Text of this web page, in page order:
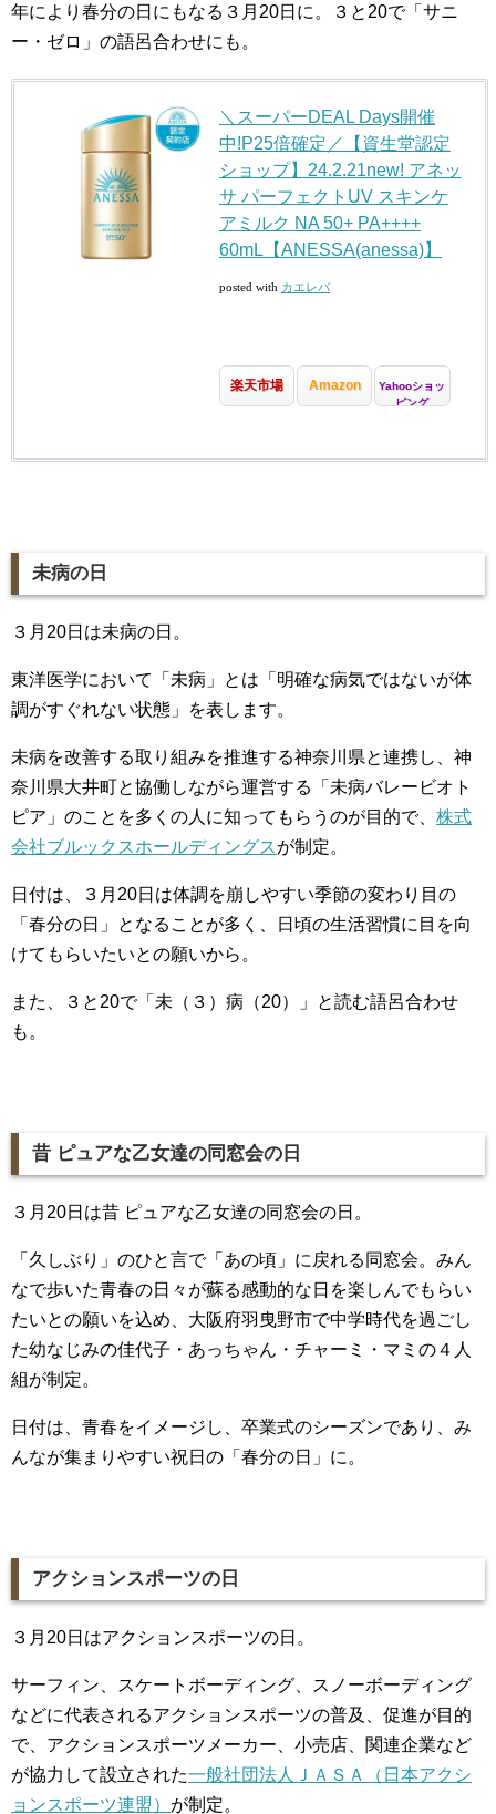
年により春分の日にもなる３月20日に。３と20で「サニ
ー・ゼロ」の語呂合わせにも。
＼スーパーDEAL Days開催
中!P25倍確定／【資生堂認定
ショップ】24.2.21new! アネッ
サ パーフェクトUV スキンケ
アミルク NA 50+ PA++++
60mL【ANESSA(anessa)】
posted with カエレバ
楽天市場 Amazon
Yahooショッ
ピング
未病の日
３月20日は未病の日。
東洋医学において「未病」とは「明確な病気ではないが体
調がすぐれない状態」を表します。
未病を改善する取り組みを推進する神奈川県と連携し、神
奈川県大井町と協働しながら運営する「未病バレービオト
ピア」のことを多くの人に知ってもらうのが目的で、 株式
会社ブルックスホールディングスが制定。
日付は、３月20日は体調を崩しやすい季節の変わり目の
「春分の日」となることが多く、日頃の生活習慣に目を向
けてもらいたいとの願いから。
また、３と20で「未（３）病（20）」と読む語呂合わせ
も。
昔 ピュアな乙女達の同窓会の日
３月20日は昔 ピュアな乙女達の同窓会の日。
「久しぶり」のひと言で「あの頃」に戻れる同窓会。みん
なで歩いた青春の日々が蘇る感動的な日を楽しんでもらい
たいとの願いを込め、大阪府羽曳野市で中学時代を過ごし
た幼なじみの佳代子・あっちゃん・チャーミ・マミの４人
組が制定。
日付は、青春をイメージし、卒業式のシーズンであり、み
んなが集まりやすい祝日の「春分の日」に。
アクションスポーツの日
３月20日はアクションスポーツの日。
サーフィン、スケートボーディング、スノーボーディング
などに代表されるアクションスポーツの普及、促進が目的
で、アクションスポーツメーカー、小売店、関連企業など
が協力して設立された一般社団法人ＪＡＳＡ（日本アクシ
ョンスポーツ連盟） が制定。